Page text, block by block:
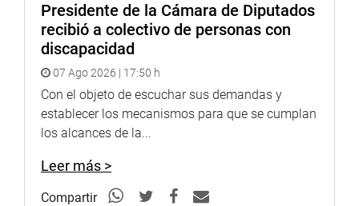
Presidente de la Cámara de Diputados
recibió a colectivo de personas con
discapacidad
07 Ago 2026 | 17:50 h
Con el objeto de escuchar sus demandas y
establecer los mecanismos para que se cumplan
los alcances de la...
Leer más >
Compartir